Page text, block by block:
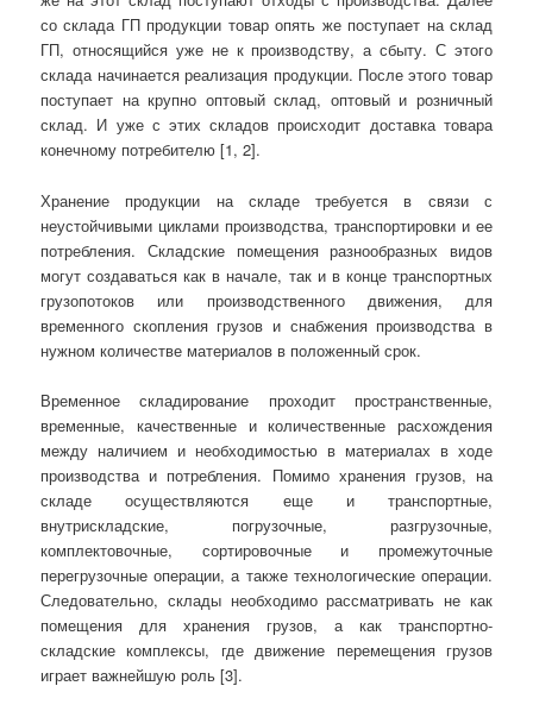
со склада ГП продукции товар опять же поступает на склад
ГП, относящийся уже не к производству, а сбыту. С этого
склада начинается реализация продукции. После этого товар
поступает на крупно оптовый склад, оптовый и розничный
склад. И уже с этих складов происходит доставка товара
конечному потребителю [1, 2].
Хранение продукции на складе требуется в связи с
неустойчивыми циклами производства, транспортировки и ее
потребления. Складские помещения разнообразных видов
могут создаваться как в начале, так и в конце транспортных
грузопотоков или производственного движения, для
временного скопления грузов и снабжения производства в
нужном количестве материалов в положенный срок.
Временное складирование проходит пространственные,
временные, качественные и количественные расхождения
между наличием и необходимостью в материалах в ходе
производства и потребления. Помимо хранения грузов, на
складе осуществляются еще и транспортные,
внутрискладские, погрузочные, разгрузочные,
комплектовочные, сортировочные и промежуточные
перегрузочные операции, а также технологические операции.
Следовательно, склады необходимо рассматривать не как
помещения для хранения грузов, а как транспортно-
складские комплексы, где движение перемещения грузов
играет важнейшую роль [3].